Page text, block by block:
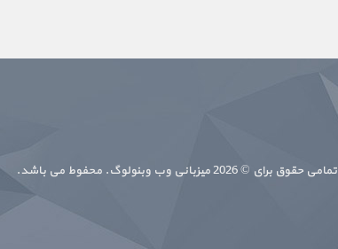
تمامی حقوق برای © 2026 میزبانی وب وبنولوگ. محفوط می باشد.